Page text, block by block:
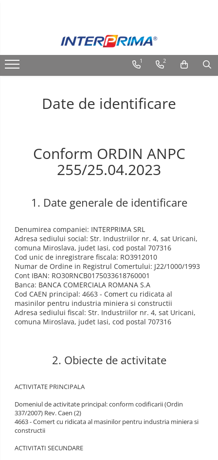
Mașini de carotat
Maiuri compactoare
Cilindri vibrocompactori
Discuri diamantate
1 2
Date de identificare
Conform ORDIN ANPC
255/25.04.2023
1. Date generale de identificare
Denumirea companiei: INTERPRIMA SRL
Adresa sediului social: Str. Industriilor nr. 4, sat Uricani,
comuna Miroslava, judet Iasi, cod postal 707316
Cod unic de inregistrare fiscala: RO3912010
Numar de Ordine in Registrul Comertului: J22/1000/1993
Cont IBAN: RO30RNCB0175033618760001
Banca: BANCA COMERCIALA ROMANA S.A
Cod CAEN principal: 4663 - Comert cu ridicata al
masinilor pentru industria miniera si constructii
Adresa sediului fiscal: Str. Industriilor nr. 4, sat Uricani,
comuna Miroslava, judet Iasi, cod postal 707316
2. Obiecte de activitate
ACTIVITATE PRINCIPALA
Domeniul de activitate principal: conform codificarii (Ordin
337/2007) Rev. Caen (2)
4663 - Comert cu ridicata al masinilor pentru industria miniera si
constructii
ACTIVITATI SECUNDARE